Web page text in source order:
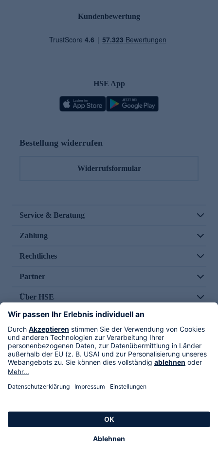
Kundenbewertung
HSE App
Bestellung widerrufen
Widerrufsformular
Service & Beratung
Zahlung
Rechtliches
Partner
Über HSE
Im TV
HSE International